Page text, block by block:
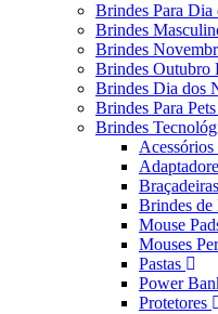
Brindes Para Dia
Brindes
Brindes
Brindes Outubro
Brindes Dia dos
Brindes Para Pets
Brindes
Brindes de
Mouse
Mouses
Pastas
Power
Protetores